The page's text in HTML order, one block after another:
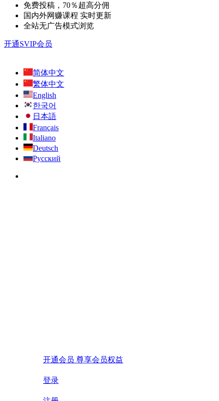
免费投稿，70％超高分佣
国内外网赚课程 实时更新
全站无广告模式浏览
开通SVIP会员
简体中文
繁体中文
English
한국어
日本語
Français
Italiano
Deutsch
Русский
开通会员 尊享会员权益
登录